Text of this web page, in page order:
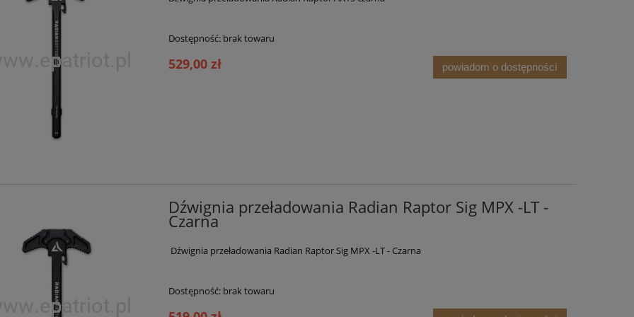
do koszyka
Dostępność: brak towaru
529,00 zł powiadom o dostępności
Dźwignia przeładowania Radian Raptor Sig MPX -LT -
Czarna
Dźwignia przeładowania Radian Raptor Sig MPX -LT - Czarna
Dostępność: brak towaru